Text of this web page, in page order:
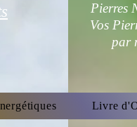
Pierres
Vos
par
Livre